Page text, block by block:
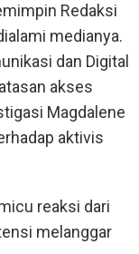
Redaksi
medianya.
dan Digital
akses
Magdalene
aktivis
reaksi dari
melanggar